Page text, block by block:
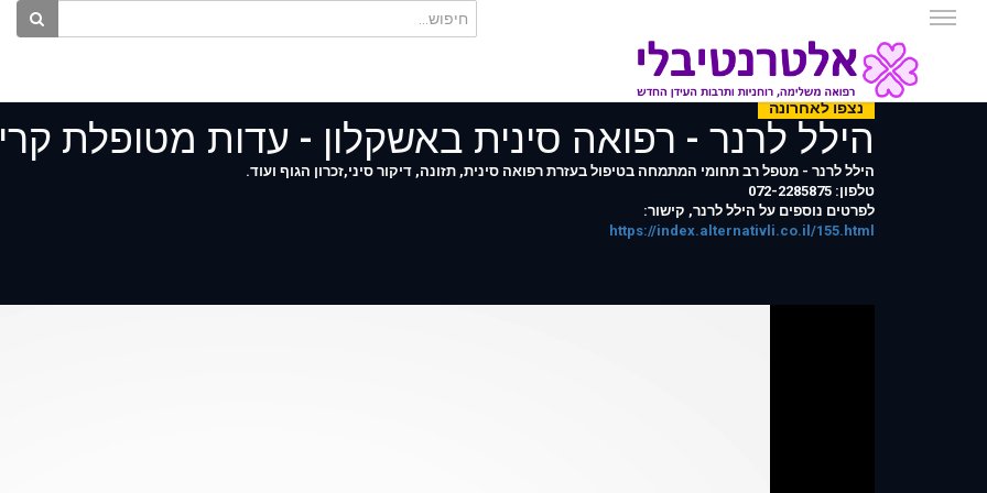
נצפו לאחרונה
הילל לרנר - רפואה סינית באשקלון - עדות מטופלת
הילל לרנר - מטפל רב תחומי המתמחה בטיפול בעזרת רפואה סינית, תזונה, דיקור סיני,זכרון הגוף ועוד.
טלפון: 072-2285875
לפרטים נוספים על הילל לרנר, קישור:
https://index.alternativli.co.il/155.html